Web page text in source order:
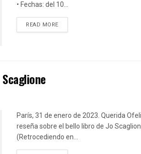
• Fechas: del 10...
READ MOREDETAILS
París, 31 de enero de 2023. Querida
reseña sobre el bello libro de Jo
(Retrocediendo en...